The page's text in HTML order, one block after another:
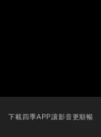
下載四季APP讓影音更順暢